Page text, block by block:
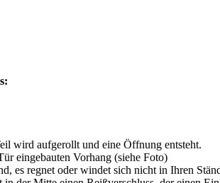
wird aufgerollt und eine Öffnung entsteht.
eingebauten Vorhang (siehe Foto)
es regnet oder windet sich nicht in Ihren